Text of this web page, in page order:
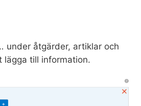
under åtgärder, artiklar och
lägga till information.